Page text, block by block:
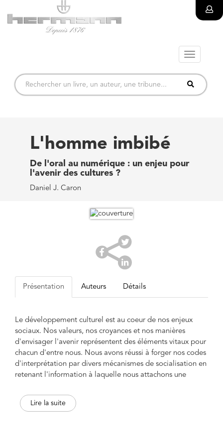
Toggle
L'homme imbibé
De l'oral au numérique : un enjeu pour
l'avenir des cultures ?
Daniel J. Caron
Présentation Auteurs Détails
Le développement culturel est au coeur de nos enjeux
sociaux. Nos valeurs, nos croyances et nos manières
d'envisager l'avenir représentent des éléments vitaux pour
chacun d'entre nous. Nous avons réussi à forger nos codes
d'interprétation par divers mécanismes de socialisation en
retenant l'information à laquelle nous attachons une
berceau paisible de la reproduction sociale des codes
d'interprétation. Plus que les flux migratoires, le
Lire la suite